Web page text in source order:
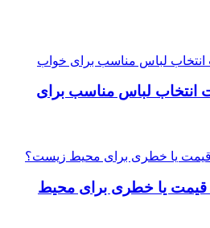
انتخاب لباس مناسب برای
قیمت یا خطری برای محیط